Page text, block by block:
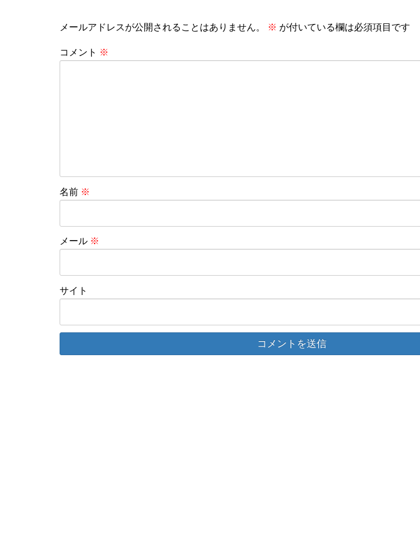
メールアドレスが公開されることはありません。 ※ が付いている欄は必須項目です
コメント ※
名前 ※
メール ※
サイト